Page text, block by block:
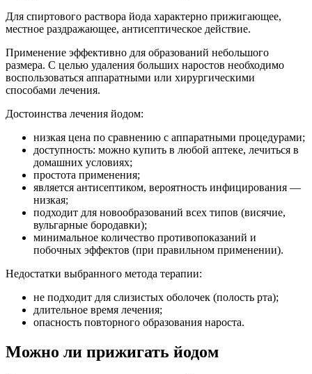
Для спиртового раствора йода характерно прижигающее,
местное раздражающее, антисептическое действие.
Применение эффективно для образований небольшого
размера. С целью удаления больших наростов необходимо
воспользоваться аппаратными или хирургическими
способами лечения.
Достоинства лечения йодом:
низкая цена по сравнению с аппаратными процедурами;
доступность: можно купить в любой аптеке, лечиться в
домашних условиях;
простота применения;
является антисептиком, вероятность инфицирования —
низкая;
подходит для новообразований всех типов (висячие,
вульгарные бородавки);
минимальное количество противопоказаний и
побочных эффектов (при правильном применении).
Недостатки выбранного метода терапии:
не подходит для слизистых оболочек (полость рта);
длительное время лечения;
опасность повторного образования нароста.
Можно ли прижигать йодом